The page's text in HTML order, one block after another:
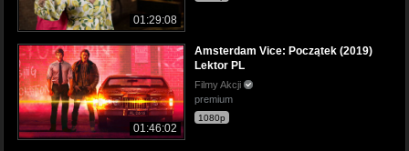
01:29:08
01:46:02
Amsterdam Vice: Początek (2019)
Lektor PL
Filmy Akcji
premium
1080p